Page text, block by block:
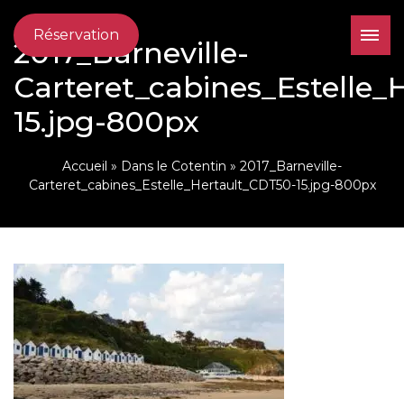
Réservation
2017_Barneville-
15.jpg-800px
Accueil » Dans le Cotentin » 2017_Barneville-
Carteret_cabines_Estelle_Hertault_CDT50-15.jpg-800px